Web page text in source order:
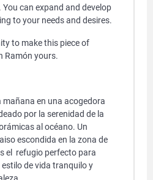
can expand and develop
to your needs and desires.
to make this piece of
Ramón yours.
en una acogedora
por la serenidad de la
al océano. Un
escondida en la zona de
el refugio perfecto para
de vida tranquilo y